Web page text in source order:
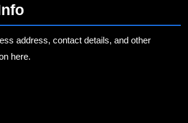
address, contact details, and other
here.